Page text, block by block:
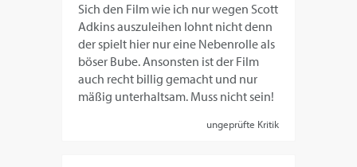
Sich den Film wie ich nur wegen Scott
Adkins auszuleihen lohnt nicht denn
der spielt hier nur eine Nebenrolle als
böser Bube. Ansonsten ist der Film
auch recht billig gemacht und nur
mäßig unterhaltsam. Muss nicht sein!
ungeprüfte Kritik